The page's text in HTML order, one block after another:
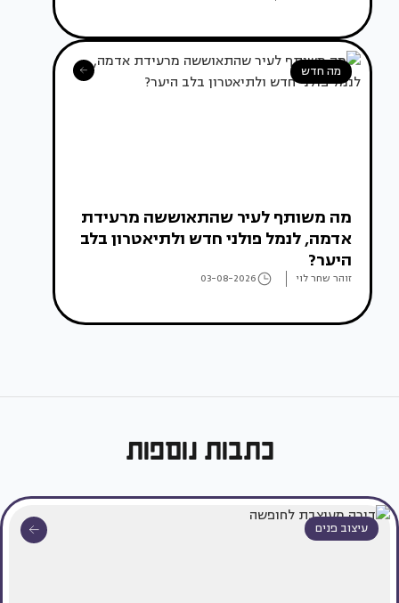
מה חדש
מה משותף לעיר שהתאוששה מרעידת
אדמה, לנמל פולני חדש ולתיאטרון בלב
היער?
זוהר שחר לוי 03-08-2026
כתבות נוספות
עיצוב פנים